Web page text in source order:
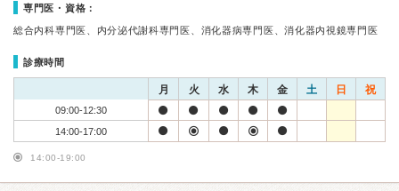
専門医・資格：
総合内科専門医、内分泌代謝科専門医、消化器病専門医、消化器内視鏡専門医
診療時間
月 火 水 木 金 土 日 祝
09:00-12:30
14:00-17:00
14:00-19:00